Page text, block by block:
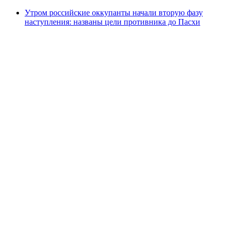
Утром российские оккупанты начали вторую фазу
наступления: названы цели противника до Пасхи